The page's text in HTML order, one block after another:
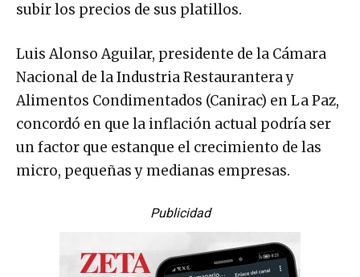
subir los precios de sus platillos.
Luis Alonso Aguilar, presidente de la Cámara
Nacional de la Industria Restaurantera y
Alimentos Condimentados (Canirac) en La Paz,
concordó en que la inflación actual podría ser
un factor que estanque el crecimiento de las
micro, pequeñas y medianas empresas.
Publicidad